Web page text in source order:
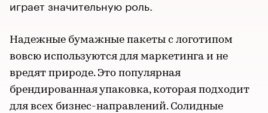
играет значительную роль.
Надежные бумажные пакеты с логотипом
вовсю используются для маркетинга и не
вредят природе. Это популярная
брендированная упаковка, которая подходит
для всех бизнес-направлений. Солидные